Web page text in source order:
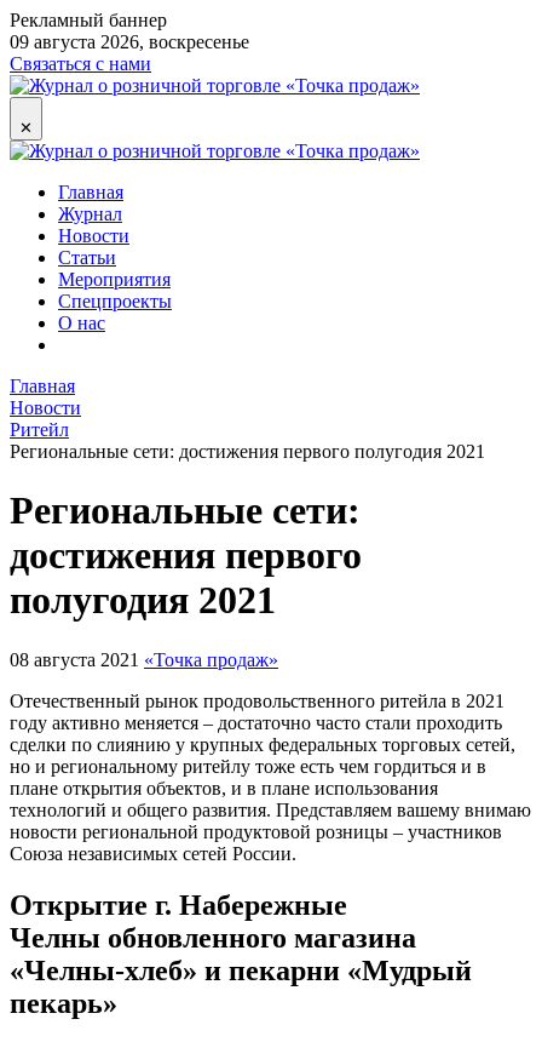
Рекламный баннер
09 августа 2026, воскресенье
Связаться с нами
✕
Главная
Журнал
Новости
Статьи
Мероприятия
Спецпроекты
О нас
Главная
Новости
Ритейл
Региональные сети: достижения первого полугодия 2021
Региональные сети:
достижения первого
полугодия 2021
08 августа 2021 «Точка продаж»
Отечественный рынок продовольственного ритейла в 2021
году активно меняется – достаточно часто стали проходить
сделки по слиянию у крупных федеральных торговых сетей,
но и региональному ритейлу тоже есть чем гордиться и в
плане открытия объектов, и в плане использования
технологий и общего развития. Представляем вашему внимаю
новости региональной продуктовой розницы – участников
Союза независимых сетей России.
Открытие г. Набережные
Челны обновленного магазина
«Челны-хлеб» и пекарни «Мудрый
пекарь»